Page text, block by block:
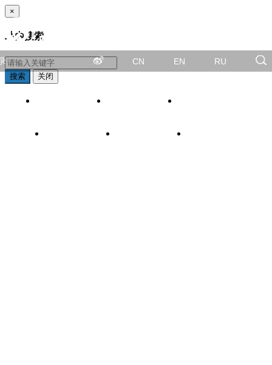
CN EN RU
×
站内搜索
搜索 关闭